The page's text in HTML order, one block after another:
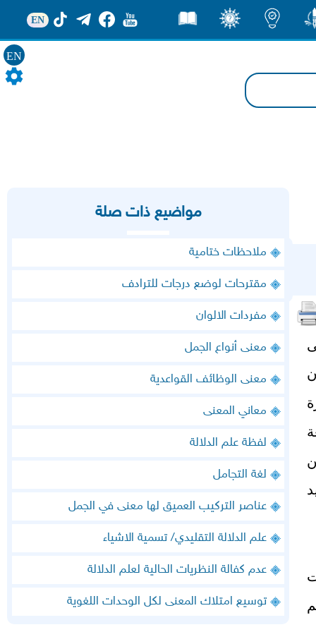
EN
EN
مواضيع ذات صلة
ملاحظات ختامية
مقترحات لوضع درجات للترادف
مفردات الالوان
معنى أنواع الجمل
معنى الوظائف القواعدية
معاني المعنى
لفظة علم الدلالة
لغة التجامل
عناصر التركيب العميق لها معنى في الجمل
علم الدلالة التقليدي/ تسمية الاشياء
عدم كفالة النظريات الحالية لعلم الدلالة
توسيع امتلاك المعنى لكل الوحدات اللغوية